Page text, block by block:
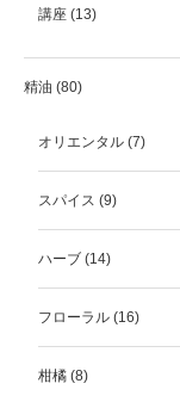
講座 (13)
精油 (80)
オリエンタル (7)
スパイス (9)
ハーブ (14)
フローラル (16)
柑橘 (8)